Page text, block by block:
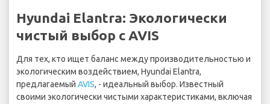
Hyundai Elantra: Экологически
чистый выбор с AVIS
Для тех, кто ищет баланс между производительностью и
экологическим воздействием, Hyundai Elantra,
предлагаемый AVIS, - идеальный выбор. Известный
своими экологически чистыми характеристиками, включая